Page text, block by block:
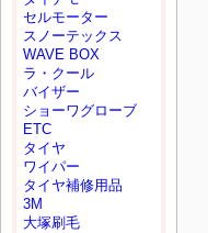
セルモーター
スノーテックス
WAVE BOX
ラ・クール
バイザー
ショーワグローブ
ETC
タイヤ
ワイパー
タイヤ補修用品
3M
大塚刷毛